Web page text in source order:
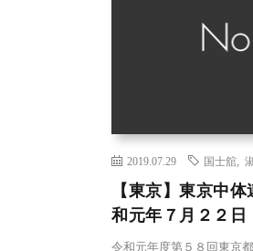
2019.07.29 国士舘
【東京】東京中
和元年７月２２日
令和元年度第５８回東京